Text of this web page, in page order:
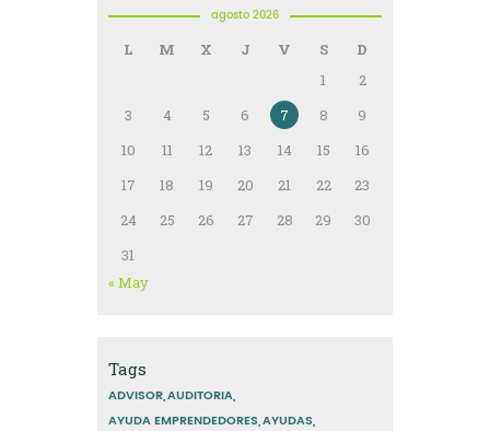
agosto 2026
L M X J V S
D
1
2
3
4 5 6 7 8
9
10
11 12 13 14 15
16
17
18 19 20 21 22
23
24
25 26 27 28 29
30
31
« May
Tags
ADVISOR AUDITORIA
AYUDA EMPRENDEDORES AYUDAS